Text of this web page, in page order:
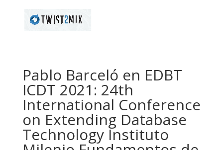
Pablo Barceló en EDBT
ICDT 2021: 24th
International Conference
on Extending Database
Technology Instituto